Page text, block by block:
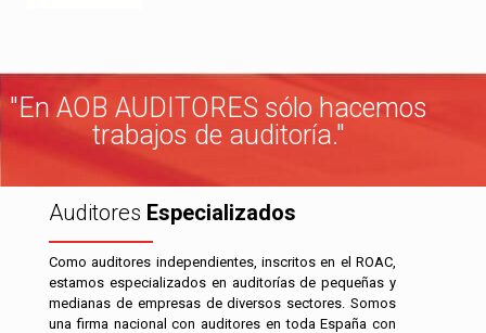
"En AOB AUDITORES sólo hacemos
trabajos de auditoría."
Auditores Especializados
Como auditores independientes, inscritos en el ROAC,
estamos especializados en auditorías de pequeñas y
medianas de empresas de diversos sectores. Somos
una firma nacional con auditores en toda España con